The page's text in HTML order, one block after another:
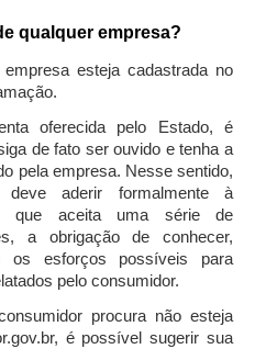
qualquer empresa?
esteja cadastrada no
oferecida pelo Estado, é
de fato ser ouvido e tenha a
pela empresa. Nesse sentido,
deve aderir formalmente à
que aceita uma série de
a obrigação de conhecer,
os esforços possíveis para
pelo consumidor.
procura não esteja
é possível sugerir sua